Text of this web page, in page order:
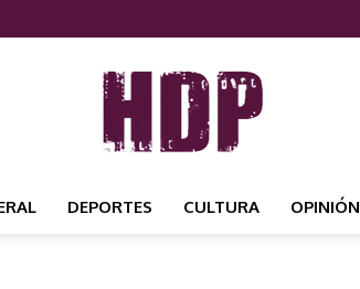
DEPORTES CULTURA OPINIÓN